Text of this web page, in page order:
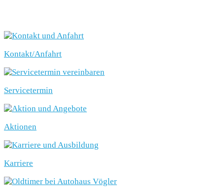
Kontakt/Anfahrt
Servicetermin
Aktionen
Karriere